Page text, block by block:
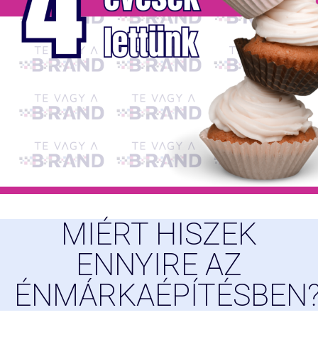
MIÉRT HISZEK
ENNYIRE AZ